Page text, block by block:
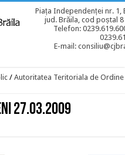
Piața Independenței nr. 1,
jud. Brăila, cod poștal
Telefon:
E-mail:
/ Autoritatea Teritoriala de Ordine
27.03.2009